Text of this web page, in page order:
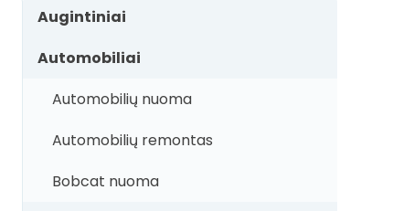
Augintiniai
Automobiliai
Automobilių nuoma
Automobilių remontas
Bobcat nuoma